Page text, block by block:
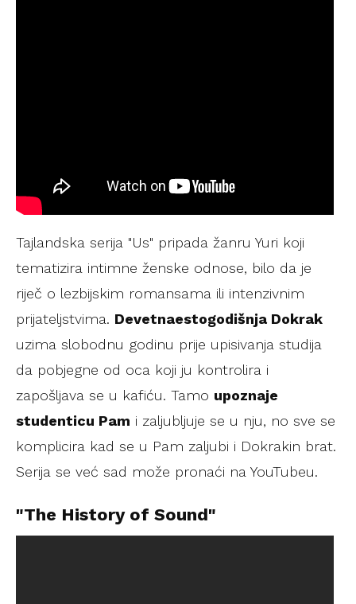
Tajlandska serija "Us" pripada žanru Yuri koji
tematizira intimne ženske odnose, bilo da je
riječ o lezbijskim romansama ili intenzivnim
prijateljstvima. Devetnaestogodišnja Dokrak
uzima slobodnu godinu prije upisivanja studija
da pobjegne od oca koji ju kontrolira i
zapošljava se u kafiću. Tamo upoznaje
studenticu Pam i zaljubljuje se u nju, no sve se
komplicira kad se u Pam zaljubi i Dokrakin brat.
Serija se već sad može pronaći na YouTubeu.
"The History of Sound"